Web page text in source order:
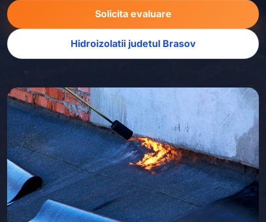
Solicita evaluare
Hidroizolatii judetul Brasov